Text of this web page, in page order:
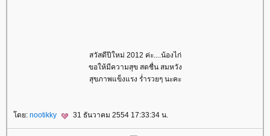
สวัสดีปีใหม่ 2012 ค่ะ....น้องไก่
ขอให้มีความสุข สดชื่น สมหวัง
สุขภาพแข็งแรง ร่ำรวยๆ นะคะ
ดย: nootikky 31 ธันวาคม 2554 17:33:34 น.